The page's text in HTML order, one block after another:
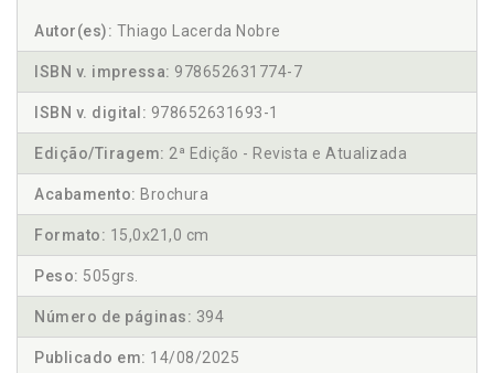
Autor(es): Thiago Lacerda Nobre
ISBN v. impressa: 978652631774-7
ISBN v. digital: 978652631693-1
Edição/Tiragem: 2ª Edição - Revista e Atualizada
Acabamento: Brochura
Formato: 15,0x21,0 cm
Peso: 505grs.
Número de páginas: 394
Publicado em: 14/08/2025